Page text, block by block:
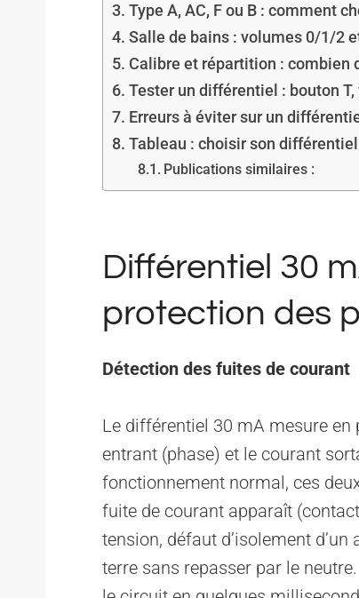
Type A, AC, F ou B : comment
Salle de bains : volumes 0/1/2
Calibre et répartition : combien
Tester un différentiel : bouton
Erreurs à éviter sur un
Tableau : choisir son
Publications similaires :
Différentiel 30
protection des
Détection des fuites de courant
Le différentiel 30 mA mesure
entrant (phase) et le courant
fonctionnement normal, ces
fuite de courant apparaît
tension, défaut d’isolement
terre sans repasser par le